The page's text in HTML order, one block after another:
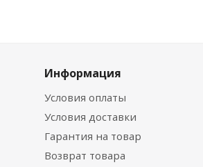
Информация
Условия оплаты
Условия доставки
Гарантия на товар
Возврат товара